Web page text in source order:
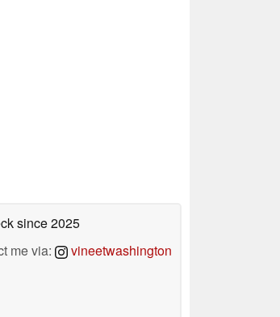
since 2025
me via:
vineetwashington